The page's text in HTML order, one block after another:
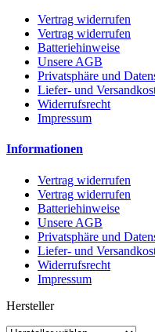
Vertrag widerrufen
Vertrag widerrufen
Batteriehinweise
Unsere AGB
Privatsphäre und
Liefer- und
Widerrufsrecht
Impressum
Informationen
Vertrag widerrufen
Vertrag widerrufen
Batteriehinweise
Unsere AGB
Privatsphäre und
Liefer- und
Widerrufsrecht
Impressum
Hersteller